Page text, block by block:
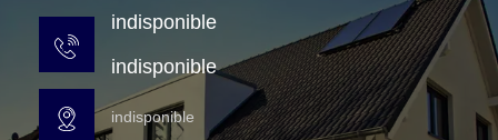
indisponible
indisponible
indisponible